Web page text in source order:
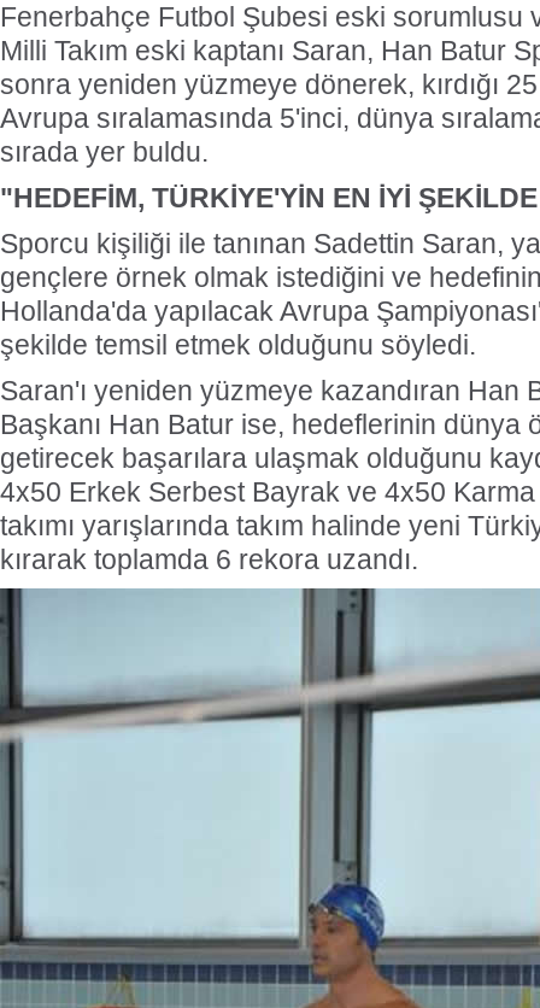
Fenerbahçe Futbol Şubesi eski sorumlusu
Milli Takım eski kaptanı Saran, Han Batur
sonra yeniden yüzmeye dönerek, kırdığı
Avrupa sıralamasında 5'inci, dünya
sırada yer buldu.
"HEDEFİM, TÜRKİYE'YİN EN İYİ
Sporcu kişiliği ile tanınan Sadettin Saran,
gençlere örnek olmak istediğini ve
Hollanda'da yapılacak Avrupa
şekilde temsil etmek olduğunu söyledi.
Saran'ı yeniden yüzmeye kazandıran Han
Başkanı Han Batur ise, hedeflerinin dünya
getirecek başarılara ulaşmak olduğunu
4x50 Erkek Serbest Bayrak ve 4x50
takımı yarışlarında takım halinde yeni
kırarak toplamda 6 rekora uzandı.